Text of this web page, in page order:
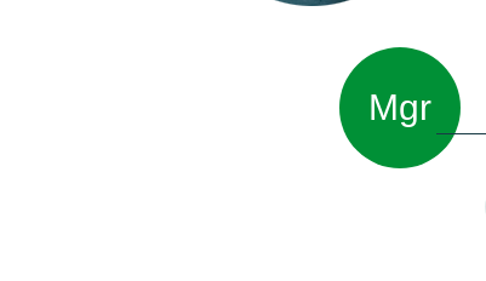
Mgr